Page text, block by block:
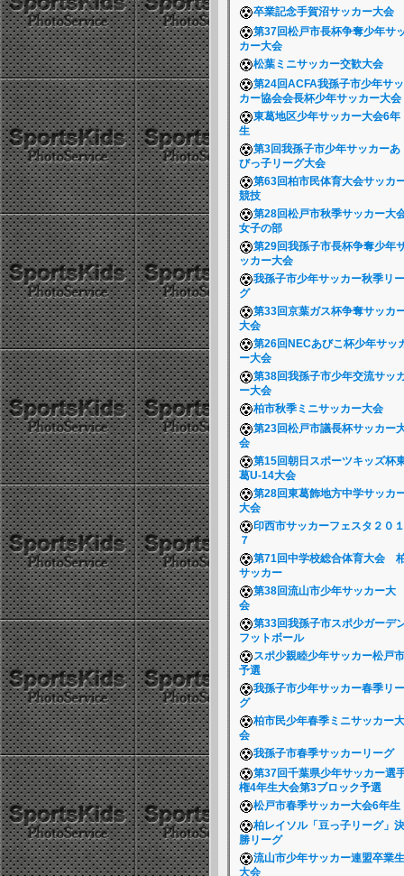
卒業記念手賀沼サッカー大会
第37回松戸市長杯争奪少年サ
カー大会
松葉ミニサッカー交歓大会
第24回ACFA我孫子市少年サッ
カー協会会長杯少年サッカー大会
東葛地区少年サッカー大会6年
生
第3回我孫子市少年サッカーあ
びっ子リーグ大会
第63回柏市民体育大会サッカ
競技
第28回松戸市秋季サッカー大
女子の部
第29回我孫子市長杯争奪少年
ッカー大会
我孫子市少年サッカー秋季リー
グ
第33回京葉ガス杯争奪サッカ
大会
第26回NECあびこ杯少年サッ
ー大会
第38回我孫子市少年交流サッ
ー大会
柏市秋季ミニサッカー大会
第23回松戸市議長杯サッカー
会
第15回朝日スポーツキッズ杯
葛U-14大会
第28回東葛飾地方中学サッカ
大会
印西市サッカーフェスタ２０１
７
第71回中学校総合体育大会
サッカー
第38回流山市少年サッカー大
会
第33回我孫子市スポ少ガーデ
フットボール
スポ少親睦少年サッカー松戸市
予選
我孫子市少年サッカー春季リー
グ
柏市民少年春季ミニサッカー大
会
我孫子市春季サッカーリーグ
第37回千葉県少年サッカー選
権4年生大会第3ブロック予選
松戸市春季サッカー大会6年生
柏レイソル「豆っ子リーグ」決
勝リーグ
流山市少年サッカー連盟卒業生
大会